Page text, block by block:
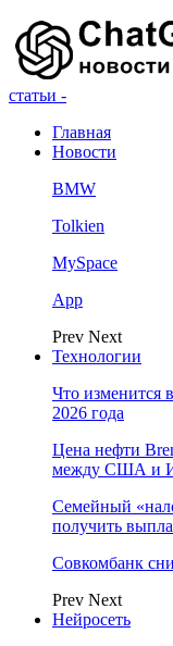
статьи -
Главная
Новости
BMW
Tolkien
MySpace
App
Prev Next
Технологии
Что изменится
2026 года
Цена нефти
между США и
Семейный
получить
Совкомбанк
Prev Next
Нейросеть